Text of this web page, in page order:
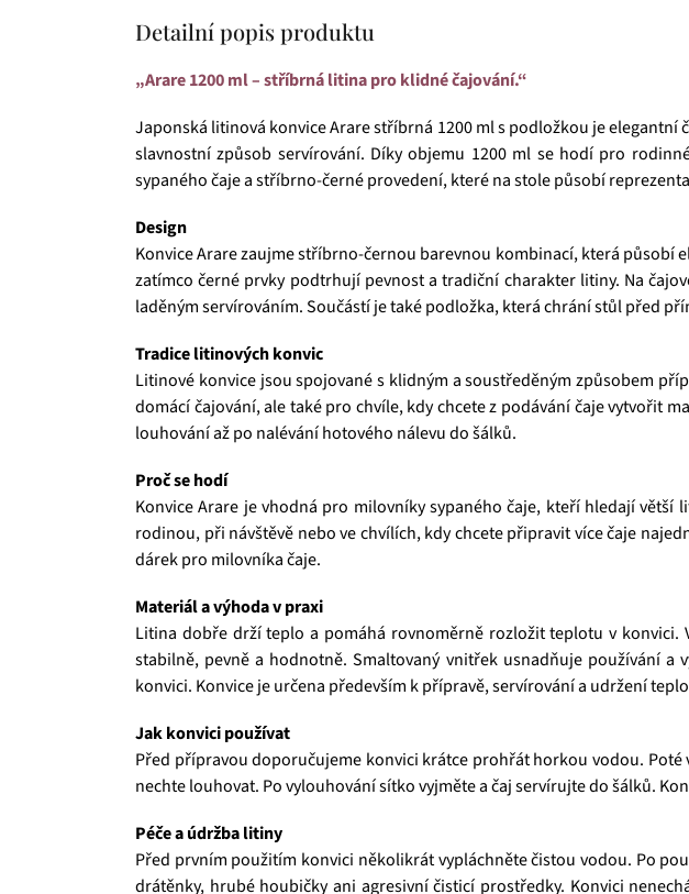
Detailní popis produktu
„Arare 1200 ml – stříbrná litina pro klidné čajování.“
Japonská litinová konvice Arare stříbrná 1200 ml s podložkou je
slavnostní způsob servírování. Díky objemu 1200 ml se hodí pro
sypaného čaje a stříbrno-černé provedení, které na stole působí
Design
Konvice Arare zaujme stříbrno-černou barevnou kombinací, která působí
zatímco černé prvky podtrhují pevnost a tradiční charakter litiny. Na
laděným servírováním. Součástí je také podložka, která chrání stůl před
Tradice litinových konvic
Litinové konvice jsou spojované s klidným a soustředěným způsobem
domácí čajování, ale také pro chvíle, kdy chcete z podávání čaje vytvořit
louhování až po nalévání hotového nálevu do šálků.
Proč se hodí
Konvice Arare je vhodná pro milovníky sypaného čaje, kteří hledají
rodinou, při návštěvě nebo ve chvílích, kdy chcete připravit více čaje
dárek pro milovníka čaje.
Materiál a výhoda v praxi
Litina dobře drží teplo a pomáhá rovnoměrně rozložit teplotu v
stabilně, pevně a hodnotně. Smaltovaný vnitřek usnadňuje používání
konvici. Konvice je určena především k přípravě, servírování a udržení
Jak konvici používat
Před přípravou doporučujeme konvici krátce prohřát horkou vodou.
nechte louhovat. Po vylouhování sítko vyjměte a čaj servírujte do šálků.
Péče a údržba litiny
Před prvním použitím konvici několikrát vypláchněte čistou vodou. Po
drátěnky, hrubé houbičky ani agresivní čisticí prostředky. Konvici